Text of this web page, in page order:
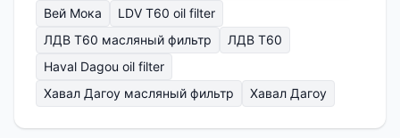
Вей Мока
LDV T60 oil filter
ЛДВ Т60 масляный фильтр
ЛДВ Т60
Haval Dagou oil filter
Хавал Дагоу масляный фильтр
Хавал Дагоу